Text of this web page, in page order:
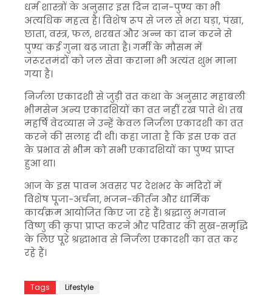
धर्म शास्त्रों के अनुसार इस दिन दान-पुण्य का भी
अत्यधिक महत्व है। विशेष रूप से जल से भरा घड़ा, पंखा,
छाता, वस्त्र, फल, शरबत और अन्न का दान करने से
पुण्य कई गुना बढ़ जाता है। गर्मी के मौसम में
जरूरतमंदों को जल सेवा कराना भी अत्यंत शुभ माना
गया है।
निर्जला एकादशी से जुड़ी व्रत कथा के अनुसार महाबली
भीमसेन अन्य एकादशियों का व्रत नहीं रख पाते थे। तब
महर्षि वेदव्यास ने उन्हें केवल निर्जला एकादशी का व्रत
करने की सलाह दी थी। कहा जाता है कि इस एक व्रत
के प्रभाव से भीम को सभी एकादशियों का पुण्य प्राप्त
हुआ था।
आज के इस पावन अवसर पर देशभर के मंदिरों में
विशेष पूजा-अर्चना, भजन-कीर्तन और धार्मिक
कार्यक्रम आयोजित किए जा रहे हैं। श्रद्धालु भगवान
विष्णु की कृपा प्राप्त करने और परिवार की सुख-समृद्धि
के लिए पूरे श्रद्धाभाव से निर्जला एकादशी का व्रत कर
रहे हैं।
Tags Lifestyle